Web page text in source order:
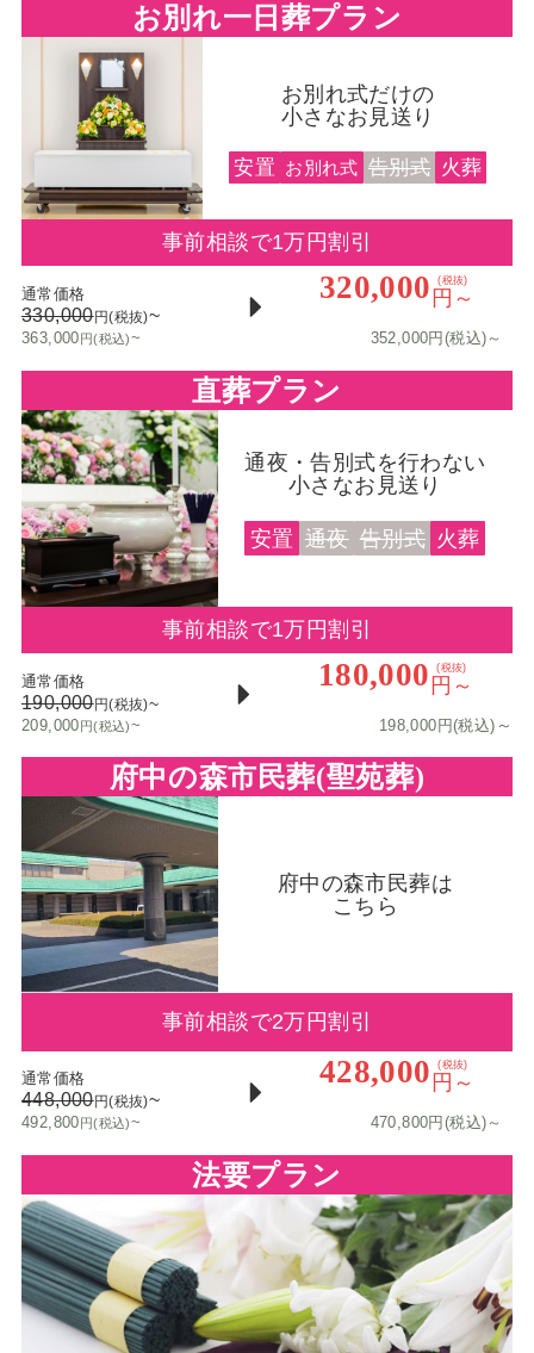
お別れ一日葬プラン
お別れ式だけの
小さなお見送り
安置 お別れ式 告別式 火葬
事前相談で1万円割引
通常価格
330,000円(税抜)~
363,000円(税込)~
320,000 (税抜)
円～
352,000円(税込)～
直葬プラン
通夜・告別式を行わない
小さなお見送り
安置 通夜 告別式 火葬
事前相談で1万円割引
通常価格
190,000円(税抜)~
209,000円(税込)~
180,000 (税抜)
円～
198,000円(税込) ～
府中の森市民葬(聖苑葬)
府中の森市民葬は
こちら
事前相談で2万円割引
通常価格
448,000円(税抜)~
492,800 円(税込)~
428,000 (税抜)
円～
470,800円(税込)～
法要プラン